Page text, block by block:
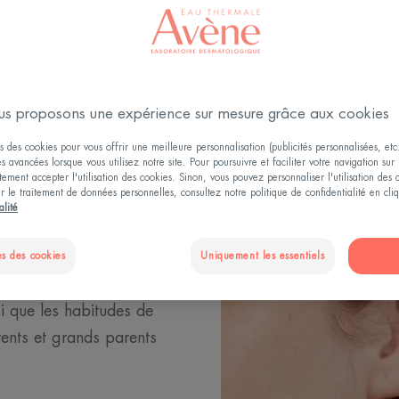
pendant la petite
Pierre Fabre, nous
comprendre
que les habitudes de
et grands parents
proposons une expérience sur mesure grâce aux cookies
des cookies pour vous offrir une meilleure personnalisation (publicités personnalisées,
avancées lorsque vous utilisez notre site. Pour poursuivre et faciliter votre navigation sur
accepter l'utilisation des cookies. Sinon, vous pouvez personnaliser l'utilisation des
le traitement de données personnelles, consultez notre politique de confidentialité en
des cookies Uniquement les essentiels